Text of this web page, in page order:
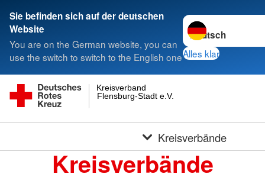
Sie befinden sich auf der deutschen
Website
You are on the German website, you can
use the switch to switch to the English one
Sprache wechseln
Alles klar
Flensburg-Stadt e.V.
Kreisverband
Kreisverbände
Kreisverbände